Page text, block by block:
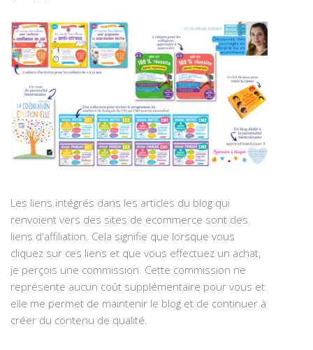
Les liens intégrés dans les articles du blog qui
renvoient vers des sites de ecommerce sont des
liens d'affiliation. Cela signifie que lorsque vous
cliquez sur ces liens et que vous effectuez un achat,
je perçois une commission. Cette commission ne
représente aucun coût supplémentaire pour vous et
elle me permet de maintenir le blog et de continuer à
créer du contenu de qualité.